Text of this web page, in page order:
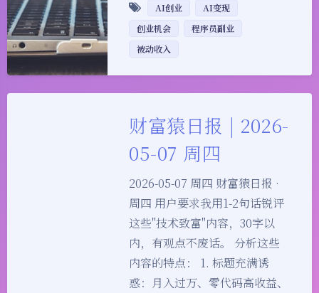
AI创业
AI变现
创业机会
程序员副业
被动收入
财富猿日报 | 2026-
05-07 周四
2026-05-07 周四 财富猿日报 ·
周四 用户要求我用1-2句话锐评
这些"技术致富"内容，30字以
内，有观点不废话。 分析这些
内容的特点： 1. 标题充满诱
惑：月入过万、零代码高收益、